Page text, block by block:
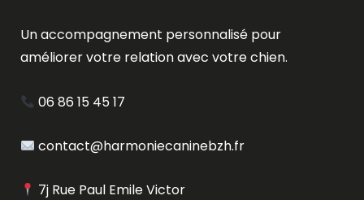
Un accompagnement personnalisé pour
améliorer votre relation avec votre chien.
06 86 15 45 17
contact@harmoniecaninebzh.fr
7j Rue Paul Emile Victor